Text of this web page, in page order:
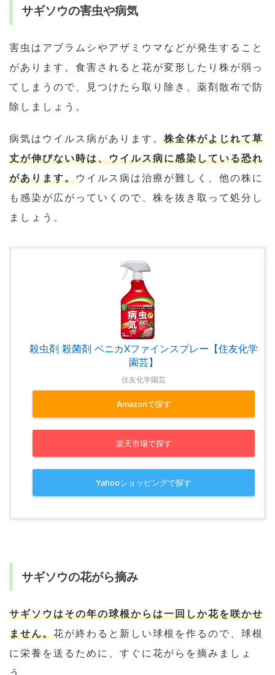
サギソウの害虫や病気
害虫はアブラムシやアザミウマなどが発生すること
があります。食害されると花が変形したり株が弱っ
てしまうので、見つけたら取り除き、薬剤散布で防
除しましょう。
病気はウイルス病があります。 株全体がよじれて草
丈が伸びない時は、ウイルス病に感染している恐れ
があります。ウイルス病は治療が難しく、他の株に
も感染が広がっていくので、株を抜き取って処分し
ましょう。
殺虫剤 殺菌剤 ベニカXファインスプレー【住友化学
園芸】
住友化学園芸
Amazonで探す
楽天市場で探す
Yahooショッピングで探す
サギソウの花がら摘み
サギソウはその年の球根からは一回しか花を咲かせ
ません。花が終わると新しい球根を作るので、球根
に栄養を送るために、すぐに花がらを摘みましょ
う。